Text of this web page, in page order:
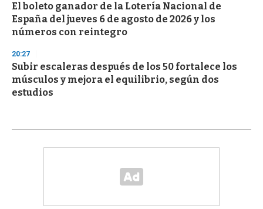
El boleto ganador de la Lotería Nacional de
España del jueves 6 de agosto de 2026 y los
números con reintegro
20:27
Subir escaleras después de los 50 fortalece los
músculos y mejora el equilibrio, según dos
estudios